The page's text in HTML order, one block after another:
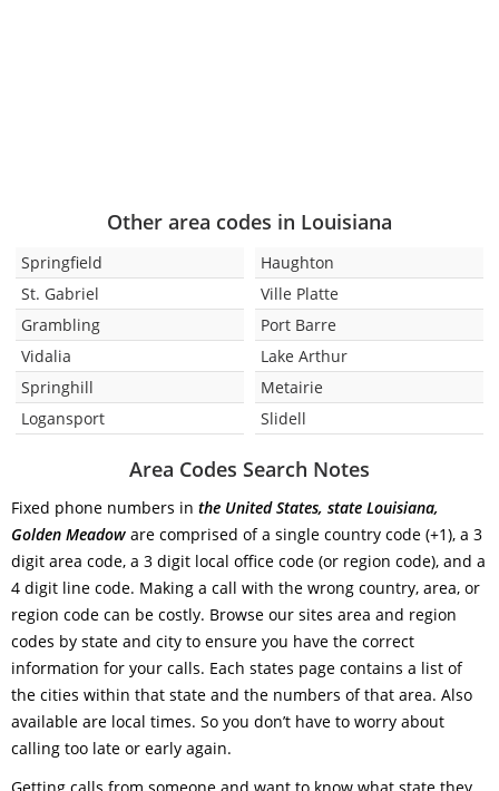
Other area codes in Louisiana
Springfield
St. Gabriel
Grambling
Vidalia
Springhill
Logansport
Haughton
Ville Platte
Port Barre
Lake Arthur
Metairie
Slidell
Area Codes Search Notes
Fixed phone numbers in the United States, state Louisiana,
Golden Meadow are comprised of a single country code (+1), a 3
digit area code, a 3 digit local office code (or region code), and a
4 digit line code. Making a call with the wrong country, area, or
region code can be costly. Browse our sites area and region
codes by state and city to ensure you have the correct
information for your calls. Each states page contains a list of
the cities within that state and the numbers of that area. Also
available are local times. So you don’t have to worry about
calling too late or early again.